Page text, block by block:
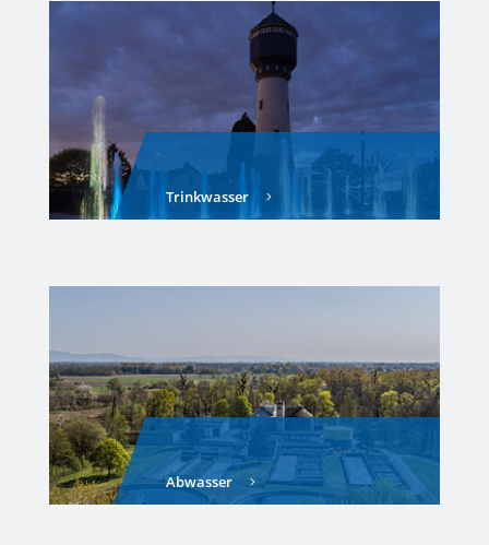
Trinkwasser
Abwasser